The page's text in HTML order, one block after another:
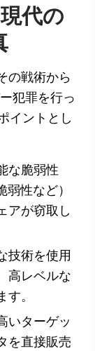
代の
の戦術から
犯罪を行っ
イントとし
な脆弱性
性など）
アが窃取し
技術を使用
高レベルな
。
いターゲッ
を直接販売